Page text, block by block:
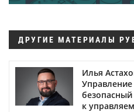
ДРУГИЕ МАТЕРИАЛЫ
Илья
безопасный
к